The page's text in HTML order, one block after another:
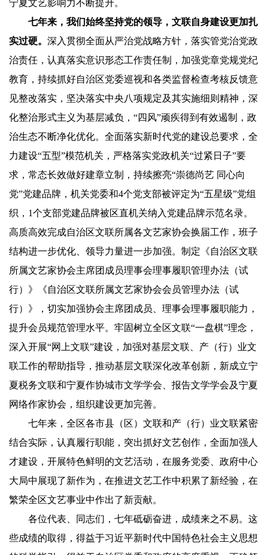
宁夏文艺影响力不断提升。
七年来，我们始终坚持党的领导，文联自身建设更加扎
实过硬。 深入贯彻全面从严治党战略方针，落实管党治党政
治责任，认真落实意识形态工作责任制，加强党章党规党纪
教育，持续抓好自治区党委巡视和各类监督检查考核反馈意
见整改落实，坚决落实中央八项规定及其实施细则精神，深
化整治形式主义为基层减负，“四风”顽疾得到有效遏制，政
治生态不断净化优化。全面落实新时代党的建设总要求，全
力建设“五型”模范机关，严格落实党政机关“过紧日子”要
求，常态长效做好建章立制，持续擦亮“崇德尚艺 同心向
党”党建品牌，机关党委和4个党支部被评定为“五星级”党组
织，1个支部党建品牌被区直机关纳入党建品牌示范名录。
高质高效完成自治区文联所属各文艺家协会换届工作，班子
结构进一步优化、领导力量进一步加强。制定《自治区文联
所属文艺家协会主席团成员理事会理事履职管理办法（试
行）》《自治区文联所属文艺家协会会员管理办法（试
行）》，切实加强协会主席团成员、理事会理事履职能力，
提升会员规范管理水平。牢固树立全区文联“一盘棋”理念，
深入开展“网上文联”建设，加强对基层文联、产（行）业文
联工作的帮助指导，推动基层文联深化改革创新，新成立宁
夏税务文联和宁夏作协城市文学学会、报告文学学会及宁夏
网络作家协会，组织建设更加完善。
七年来，全区各市县（区）文联和产（行）业文联紧密
结合实际，认真履行职能，突出抓好文艺创作，全面加强人
才建设，开展特色鲜明的文艺活动，在服务党委、政府中心
大局中展现了新作为，在推进文艺工作中积累了新经验，在
繁荣全区文艺事业中作出了新贡献。
各位代表、同志们，七年砥砺奋进，成绩来之不易。这
些成绩的取得，得益于习近平新时代中国特色社会主义思想